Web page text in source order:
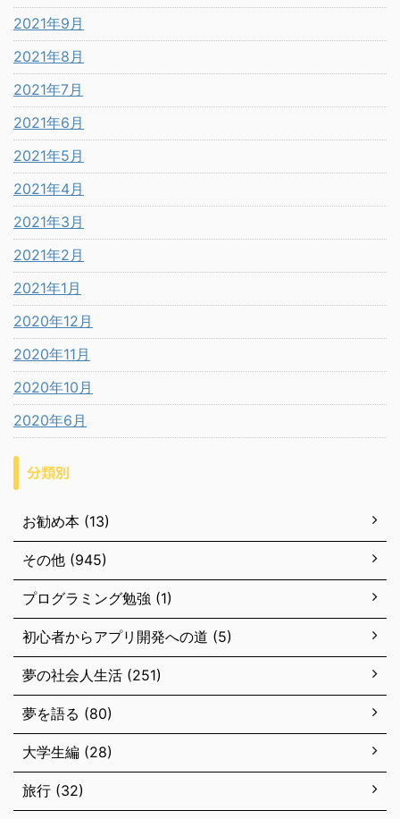
2021年9月
2021年8月
2021年7月
2021年6月
2021年5月
2021年4月
2021年3月
2021年2月
2021年1月
2020年12月
2020年11月
2020年10月
2020年6月
分類別
お勧め本 (13)
その他 (945)
プログラミング勉強 (1)
初心者からアプリ開発への道 (5)
夢の社会人生活 (251)
夢を語る (80)
大学生編 (28)
旅行 (32)